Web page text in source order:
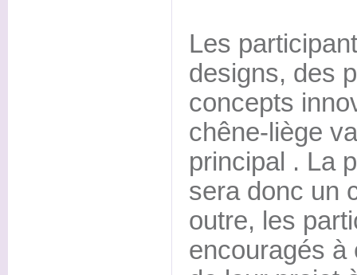
Les
designs, des
concepts
chêne-liège
principal . La
sera donc un
outre, les
encouragés à